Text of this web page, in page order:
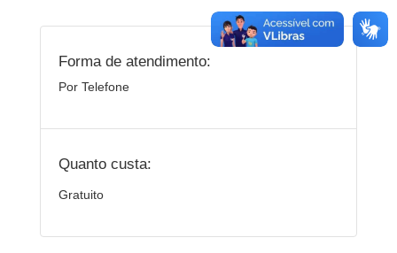
Forma de atendimento:
Por Telefone
Quanto custa:
Gratuito